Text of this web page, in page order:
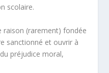
scolaire.
raison (rarement) fondée
sanctionné et ouvrir à
préjudice moral,